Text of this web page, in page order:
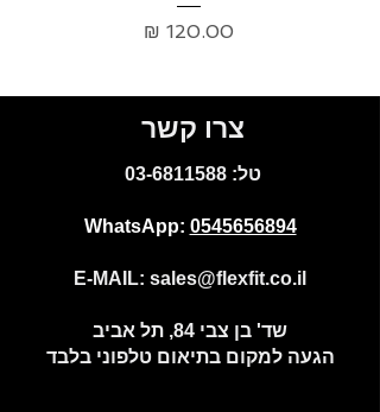
מחיר
צרו קשר
03-6811588 :טל
WhatsApp: 0545656894
E-MAIL: sales@flexfit.co.il
שד' בן צבי 84, תל אביב
הגעה למקום בתיאום טלפוני בלבד